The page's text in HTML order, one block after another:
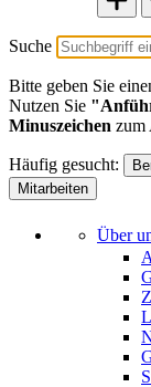
Suche
Bitte geben Sie
Nutzen Sie
Minuszeichen zum
Häufig gesucht:
Mitarbeiten
Über